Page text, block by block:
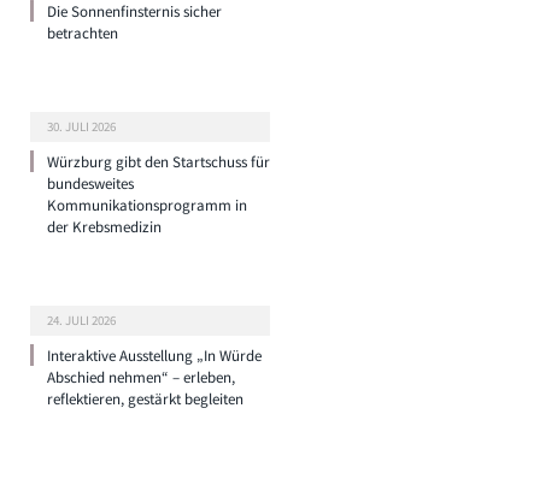
Die Sonnenfinsternis sicher
betrachten
30. JULI 2026
Würzburg gibt den Startschuss für
bundesweites
Kommunikationsprogramm in
der Krebsmedizin
24. JULI 2026
Interaktive Ausstellung „In Würde
Abschied nehmen“ – erleben,
reflektieren, gestärkt begleiten